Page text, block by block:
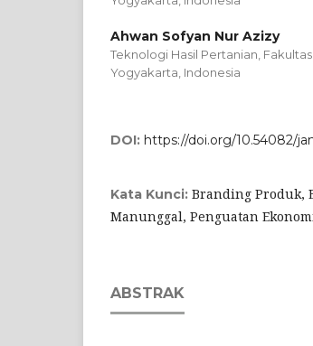
Ahwan Sofyan Nur Azizy
Teknologi Hasil Pertanian,
Yogyakarta, Indonesia
DOI: https://doi.org/10.54082/
Kata Kunci: Branding Produk,
Manunggal, Penguatan
ABSTRAK